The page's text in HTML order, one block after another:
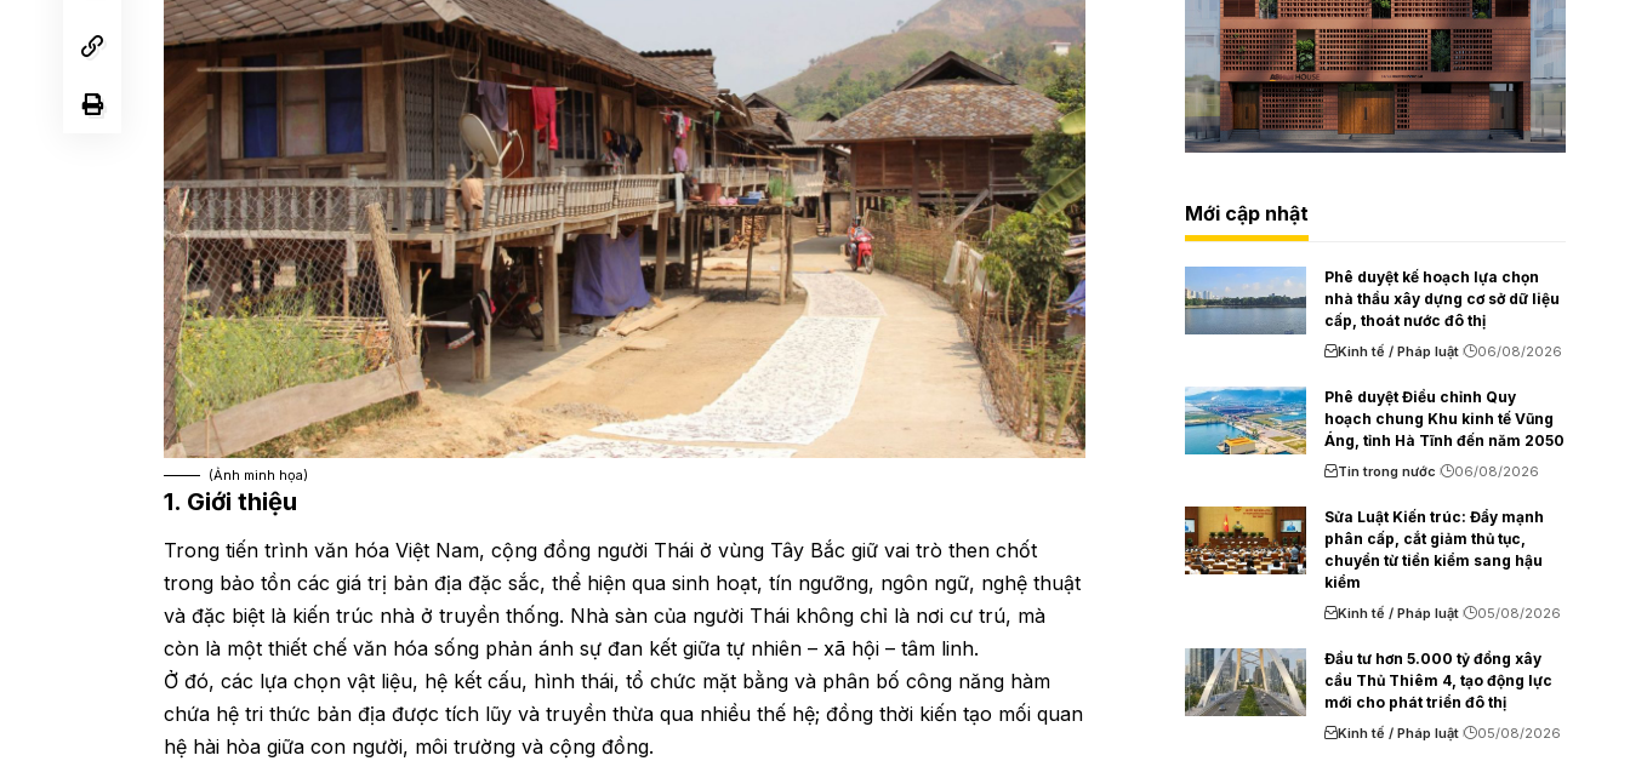
(Ảnh minh họa)
1. Giới thiệu
Trong tiến trình văn hóa Việt Nam, cộng đồng người Thái ở vùng Tây Bắc giữ vai trò then chốt
trong bảo tồn các giá trị bản địa đặc sắc, thể hiện qua sinh hoạt, tín ngưỡng, ngôn ngữ, nghệ thuật
và đặc biệt là kiến trúc nhà ở truyền thống. Nhà sàn của người Thái không chỉ là nơi cư trú, mà
còn là một thiết chế văn hóa sống phản ánh sự đan kết giữa tự nhiên – xã hội – tâm linh.
Ở đó, các lựa chọn vật liệu, hệ kết cấu, hình thái, tổ chức mặt bằng và phân bố công năng hàm
chứa hệ tri thức bản địa được tích lũy và truyền thừa qua nhiều thế hệ; đồng thời kiến tạo mối quan
hệ hài hòa giữa con người, môi trường và cộng đồng.
Mới cập nhật
Phê duyệt kế hoạch lựa chọn
nhà thầu xây dựng cơ sở dữ liệu
cấp, thoát nước đô thị
Kinh tế / Pháp luật 06/08/2026
Phê duyệt Điều chỉnh Quy
hoạch chung Khu kinh tế Vũng
Áng, tỉnh Hà Tĩnh đến năm 2050
Tin trong nước 06/08/2026
Sửa Luật Kiến trúc: Đẩy mạnh
phân cấp, cắt giảm thủ tục,
chuyển từ tiền kiểm sang hậu
kiểm
Kinh tế / Pháp luật 05/08/2026
Đầu tư hơn 5.000 tỷ đồng xây
cầu Thủ Thiêm 4, tạo động lực
mới cho phát triển đô thị
Kinh tế / Pháp luật 05/08/2026